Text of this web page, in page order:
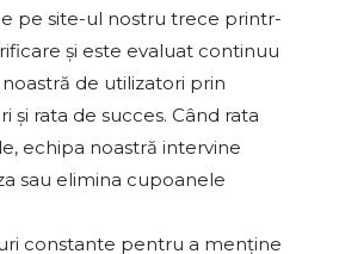
pe site-ul nostru trece printr-
și este evaluat continuu
de utilizatori prin
și rata de succes. Când rata
echipa noastră intervine
sau elimina cupoanele
constante pentru a menține